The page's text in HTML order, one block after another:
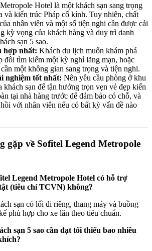
Hotel là một khách sạn sang trọng
và kiến trúc Pháp cổ kính. Tuy nhiên, chất
nhân viên và một số tiện nghi cần được cải
kỳ vọng của khách hàng và duy trì danh
sạn 5 sao.
hợp nhất: Khách du lịch muốn khám phá
đôi tìm kiếm một kỳ nghỉ lãng mạn, hoặc
một không gian sang trọng và tiện nghi.
nghiệm tốt nhất: Nên yêu cầu phòng ở khu
khách sạn để tận hưởng trọn vẹn vẻ đẹp kiến
tại nhà hàng trước để đảm bảo có chỗ, và
với nhân viên nếu có bất kỳ vấn đề nào
gặp về Sofitel Legend Metropole
Legend Metropole Hotel có hỗ trợ
(tiêu chí TCVN) không?
sạn có lối đi riêng, thang máy và buồng
phù hợp cho xe lăn theo tiêu chuẩn.
sạn 5 sao cần đạt tối thiểu bao nhiêu